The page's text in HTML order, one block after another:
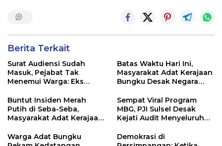
Berita Terkait
Surat Audiensi Sudah
Masuk, Pejabat Tak
Menemui Warga: Eks
Pelayanan Dinas
Transmigrasi Luwu Timur
Batas Waktu Hari Ini,
Masyarakat Adat Kerajaan
Bungku Desak Negara
Seba-Seba
Buntut Insiden Merah
Putih di Seba-Seba,
Masyarakat Adat Kerajaan
Berjihad Secara
Sempat Viral Program
MBG, PJI Sulsel Desak
Kejati Audit Menyeluruh
Dugaan Pelaksanaan di
Warga Adat Bungku
Demokrasi di